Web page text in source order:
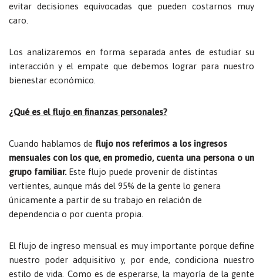
evitar decisiones equivocadas que pueden costarnos muy
caro.
Los analizaremos en forma separada antes de estudiar su
interacción y el empate que debemos lograr para nuestro
bienestar económico.
¿Qué es el flujo en finanzas personales?
Cuando hablamos de flujo nos referimos a los ingresos
mensuales con los que, en promedio, cuenta una persona o un
grupo familiar.Este flujo puede provenir de distintas
vertientes, aunque más del 95% de la gente lo genera
únicamente a partir de su trabajo en relación de
dependencia o por cuenta propia.
El flujo de ingreso mensual es muy importante porque define
nuestro poder adquisitivo y, por ende, condiciona nuestro
estilo de vida. Como es de esperarse, la mayoría de la gente